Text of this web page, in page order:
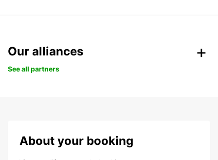
Our alliances
See all partners
About your booking